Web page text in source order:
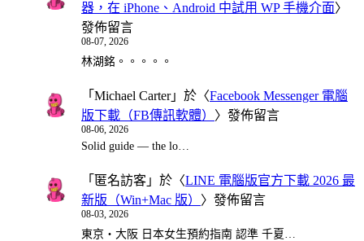
器，在 iPhone、Android 中試用 WP 手機介面〉
發佈留言
08-07, 2026
林湖銘。。。。。
「 Michael Carter」於〈Facebook Messenger 電腦
版下載（FB傳訊軟體） 〉發佈留言
08-06, 2026
Solid guide — the lo…
「 匿名訪客 」於〈LINE 電腦版官方下載 2026 最
新版（Win+Mac 版） 〉發佈留言
08-03, 2026
東京・大阪 日本女生預約指南 認準 千夏…